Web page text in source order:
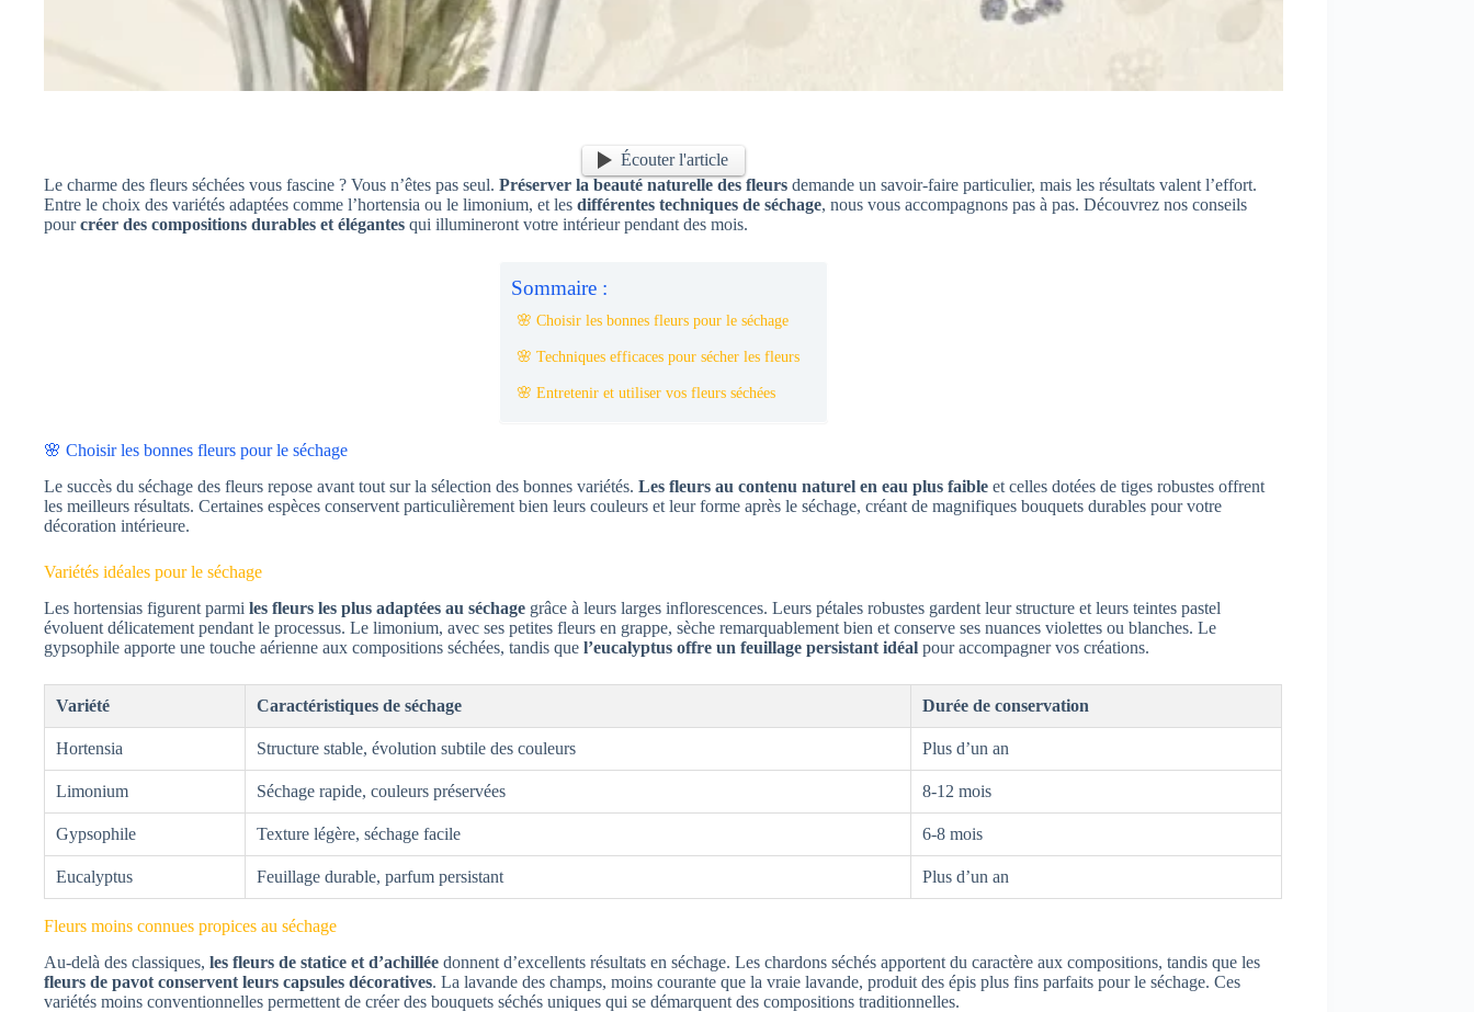
Écouter l'article
Le charme des fleurs séchées vous fascine ? Vous n’êtes pas seul. Préserver la beauté naturelle des fleurs demande un savoir-faire particulier, mais les résultats valent l’effort.
Entre le choix des variétés adaptées comme l’hortensia ou le limonium, et les différentes techniques de séchage, nous vous accompagnons pas à pas. Découvrez nos conseils
pourcréer des compositions durables et élégantes qui illumineront votre intérieur pendant des mois.
Sommaire :
🌸 Choisir les bonnes fleurs pour le séchage
🌸 Techniques efficaces pour sécher les fleurs
🌸 Entretenir et utiliser vos fleurs séchées
🌸 Choisir les bonnes fleurs pour le séchage
Le succès du séchage des fleurs repose avant tout sur la sélection des bonnes variétés. Les fleurs au contenu naturel en eau plus faible et celles dotées de tiges robustes offrent
les meilleurs résultats. Certaines espèces conservent particulièrement bien leurs couleurs et leur forme après le séchage, créant de magnifiques bouquets durables pour votre
décoration intérieure.
Variétés idéales pour le séchage
Les hortensias figurent parmi les fleurs les plus adaptées au séchage grâce à leurs larges inflorescences. Leurs pétales robustes gardent leur structure et leurs teintes pastel
évoluent délicatement pendant le processus. Le limonium, avec ses petites fleurs en grappe, sèche remarquablement bien et conserve ses nuances violettes ou blanches. Le
gypsophile apporte une touche aérienne aux compositions séchées, tandis que l’eucalyptus offre un feuillage persistant idéal pour accompagner vos créations.
Variété Caractéristiques de séchage Durée de conservation
Hortensia Structure stable, évolution subtile des couleurs Plus d’un an
Limonium Séchage rapide, couleurs préservées 8-12 mois
Gypsophile Texture légère, séchage facile 6-8 mois
Eucalyptus Feuillage durable, parfum persistant Plus d’un an
Fleurs moins connues propices au séchage
Au-delà des classiques, les fleurs de statice et d’achillée donnent d’excellents résultats en séchage. Les chardons séchés apportent du caractère aux compositions, tandis que les
fleurs de pavot conservent leurs capsules décoratives. La lavande des champs, moins courante que la vraie lavande, produit des épis plus fins parfaits pour le séchage. Ces
variétés moins conventionnelles permettent de créer des bouquets séchés uniques qui se démarquent des compositions traditionnelles.